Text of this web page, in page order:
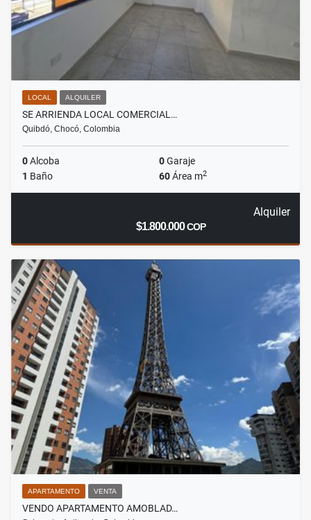
LOCAL ALQUILER
SE ARRIENDA LOCAL COMERCIAL…
Quibdó, Chocó, Colombia
0Alcoba 0Garaje
1 Baño 60Área m2
Alquiler
$1.800.000COP
APARTAMENTO VENTA
VENDO APARTAMENTO AMOBLAD…